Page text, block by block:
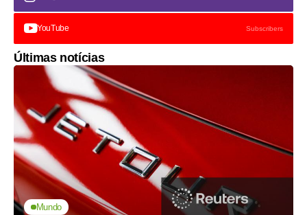
YouTube Subscribers
Últimas notícias
Mundo